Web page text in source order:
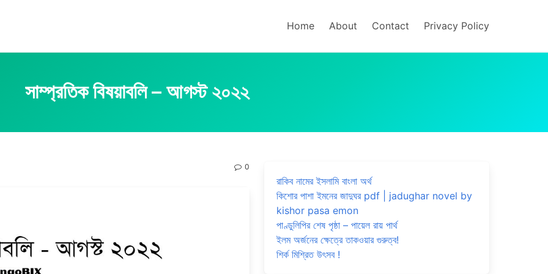
Home About Contact Privacy Policy
সাম্প্রতিক বিষয়াবলি – আগস্ট ২০২২
0
রাকিব নামের ইসলামি বাংলা অর্থ
কিশোর পাশা ইমনের জাদুঘর pdf | jadughar novel by
kishor pasa emon
পাণ্ডুলিপির শেষ পৃষ্ঠা – পায়েল রায় পার্থ
ইলম অর্জনের ক্ষেত্রে তাকওয়ার গুরুত্ব!
শির্ক মিশ্রিত উৎসব !